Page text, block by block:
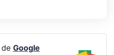
de Google